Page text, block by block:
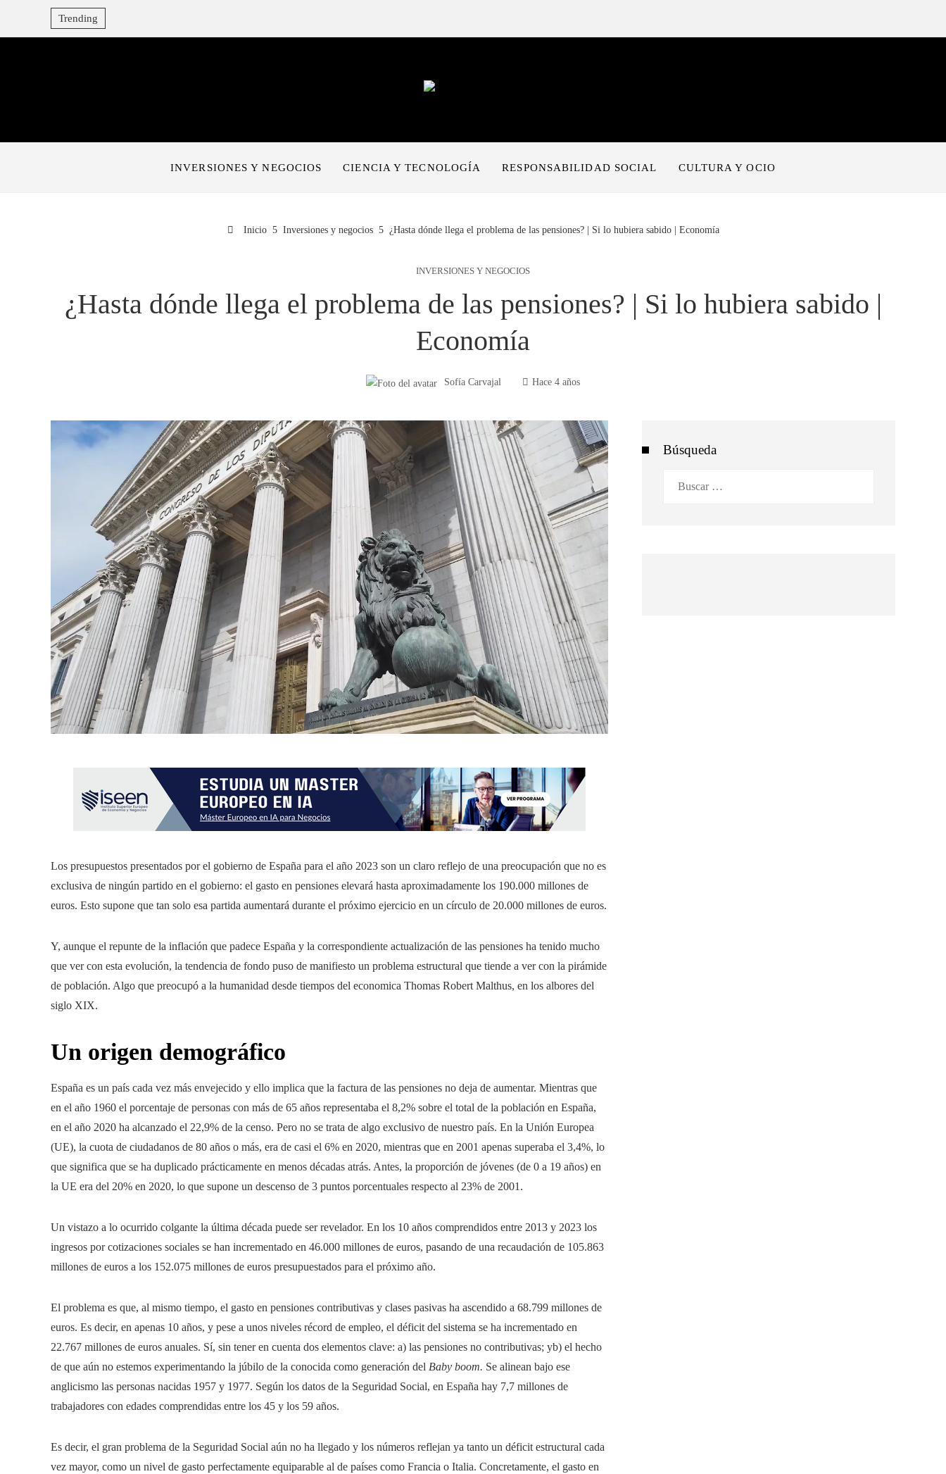
Trending
INVERSIONES Y NEGOCIOS CIENCIA Y TECNOLOGÍA RESPONSABILIDAD SOCIAL CULTURA Y OCIO
Inicio Inversiones y negocios ¿Hasta dónde llega el problema de las pensiones? | Si lo hubiera sabido | Economía
INVERSIONES Y NEGOCIOS
¿Hasta dónde llega el problema de las pensiones? | Si lo hubiera sabido |
Economía
Sofía Carvajal Hace 4 años
Los presupuestos presentados por el gobierno de España para el año 2023 son un claro reflejo de una preocupación que no es
exclusiva de ningún partido en el gobierno: el gasto en pensiones elevará hasta aproximadamente los 190.000 millones de
euros. Esto supone que tan solo esa partida aumentará durante el próximo ejercicio en un círculo de 20.000 millones de euros.
Y, aunque el repunte de la inflación que padece España y la correspondiente actualización de las pensiones ha tenido mucho
que ver con esta evolución, la tendencia de fondo puso de manifiesto un problema estructural que tiende a ver con la pirámide
de población. Algo que preocupó a la humanidad desde tiempos del economica Thomas Robert Malthus, en los albores del
siglo XIX.
Un origen demográfico
España es un país cada vez más envejecido y ello implica que la factura de las pensiones no deja de aumentar. Mientras que
en el año 1960 el porcentaje de personas con más de 65 años representaba el 8,2% sobre el total de la población en España,
en el año 2020 ha alcanzado el 22,9% de la censo. Pero no se trata de algo exclusivo de nuestro país. En la Unión Europea
(UE), la cuota de ciudadanos de 80 años o más, era de casi el 6% en 2020, mientras que en 2001 apenas superaba el 3,4%, lo
que significa que se ha duplicado prácticamente en menos décadas atrás. Antes, la proporción de jóvenes (de 0 a 19 años) en
la UE era del 20% en 2020, lo que supone un descenso de 3 puntos porcentuales respecto al 23% de 2001.
Un vistazo a lo ocurrido colgante la última década puede ser revelador. En los 10 años comprendidos entre 2013 y 2023 los
ingresos por cotizaciones sociales se han incrementado en 46.000 millones de euros, pasando de una recaudación de 105.863
millones de euros a los 152.075 millones de euros presupuestados para el próximo año.
El problema es que, al mismo tiempo, el gasto en pensiones contributivas y clases pasivas ha ascendido a 68.799 millones de
euros. Es decir, en apenas 10 años, y pese a unos niveles récord de empleo, el déficit del sistema se ha incrementado en
22.767 millones de euros anuales. Sí, sin tener en cuenta dos elementos clave: a) las pensiones no contributivas; yb) el hecho
de que aún no estemos experimentando la júbilo de la conocida como generación del Baby boom. Se alinean bajo ese
anglicismo las personas nacidas 1957 y 1977. Según los datos de la Seguridad Social, en España hay 7,7 millones de
trabajadores con edades comprendidas entre los 45 y los 59 años.
Es decir, el gran problema de la Seguridad Social aún no ha llegado y los números reflejan ya tanto un déficit estructural cada
vez mayor, como un nivel de gasto perfectamente equiparable al de países como Francia o Italia. Concretamente, el gasto en
Búsqueda